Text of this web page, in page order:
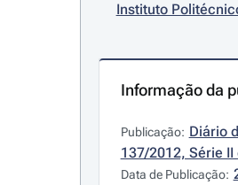
Instituto
Informação da
Publicação: Diário
137/2012, Série
Data de Publicação: